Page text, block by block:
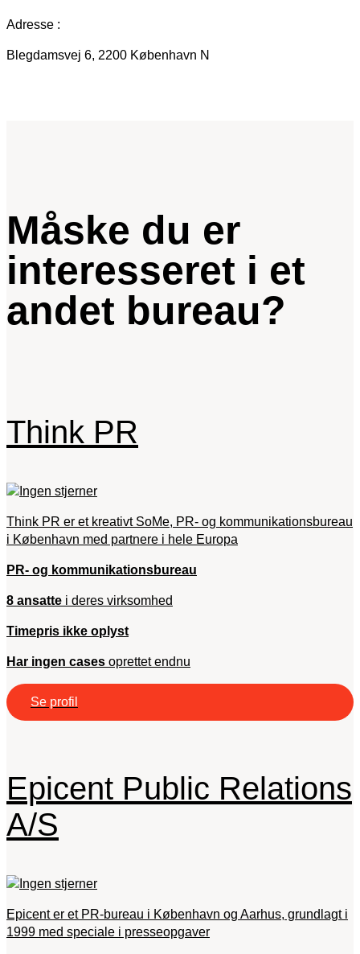
Adresse :
Blegdamsvej 6, 2200 København N
Måske du er
interesseret i et
andet bureau?
Think PR
Think PR er et kreativt SoMe, PR- og kommunikationsbureau
i København med partnere i hele Europa
PR- og kommunikationsbureau
8 ansatte i deres virksomhed
Timepris ikke oplyst
Har ingen cases oprettet endnu
Se profil
Epicent Public Relations
A/S
Epicent er et PR-bureau i København og Aarhus, grundlagt i
1999 med speciale i presseopgaver